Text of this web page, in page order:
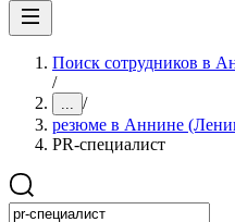
Поиск сотрудников в
/
... /
резюме в Аннине
PR-специалист